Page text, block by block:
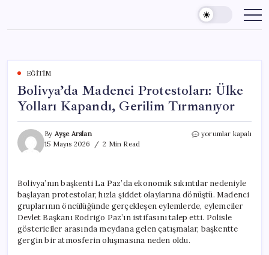
content
EĞITIM
Bolivya’da Madenci Protestoları: Ülke
Yolları Kapandı, Gerilim Tırmanıyor
By Ayşe Arslan
15 Mayıs 2026
2 Min Read
Bolivya’da
Kapandı,
Gerilim
Tırmanıyor
için
yorumlar kapalı
Bolivya’nın başkenti La Paz’da ekonomik sıkıntılar nedeniyle
başlayan protestolar, hızla şiddet olaylarına dönüştü. Madenci
gruplarının öncülüğünde gerçekleşen eylemlerde, eylemciler
Devlet Başkanı Rodrigo Paz’ın istifasını talep etti. Polisle
göstericiler arasında meydana gelen çatışmalar, başkentte
gergin bir atmosferin oluşmasına neden oldu.